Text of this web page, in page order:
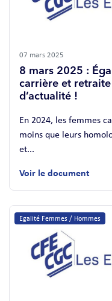
07 mars 2025
8 mars 2025 :
carrière et
d’actualité !
En 2024, les femmes
moins que leurs
et...
Voir le document
Egalité Femmes / Hommes